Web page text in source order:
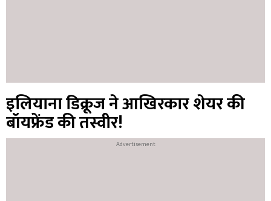
इलियाना डिक्रूज ने आखिरकार शेयर की
बॉयफ्रेंड की तस्वीर!